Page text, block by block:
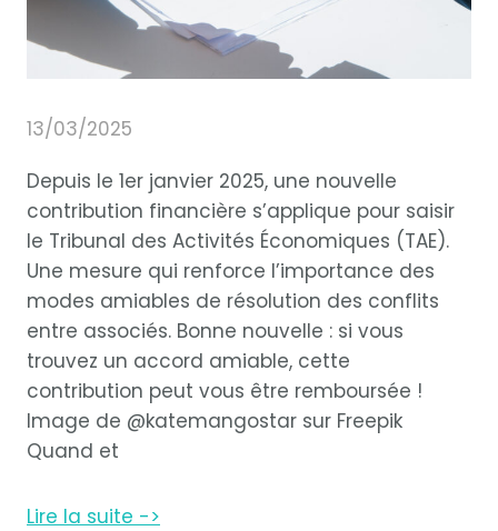
13/03/2025
Depuis le 1er janvier 2025, une nouvelle
contribution financière s’applique pour saisir
le Tribunal des Activités Économiques (TAE).
Une mesure qui renforce l’importance des
modes amiables de résolution des conflits
entre associés. Bonne nouvelle : si vous
trouvez un accord amiable, cette
contribution peut vous être remboursée !
Image de @katemangostar sur Freepik
Quand et
Lire la suite ->